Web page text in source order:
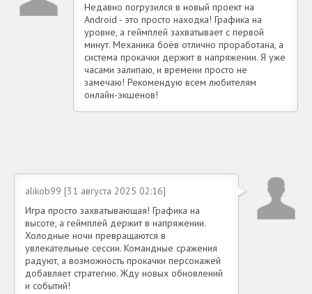
Недавно погрузился в новый проект на
Android - это просто находка! Графика на
уровне, а геймплей захватывает с первой
минут. Механика боёв отлично проработана, а
система прокачки держит в напряжении. Я уже
часами залипаю, и времени просто не
замечаю! Рекомендую всем любителям
онлайн-экшенов!
alikob99 [31 августа 2025 02:16]
Игра просто захватывающая! Графика на
высоте, а геймплей держит в напряжении.
Холодные ночи превращаются в
увлекательные сессии. Командные сражения
радуют, а возможность прокачки персонажей
добавляет стратегию. Жду новых обновлений
и событий!